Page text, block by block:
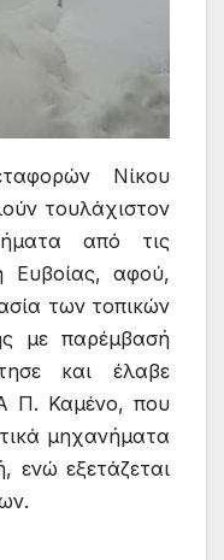
Νίκου
τουλάχιστον
από τις
Ευβοίας, αφού,
των τοπικών
με παρέμβασή
και έλαβε
Π. Καμένο, που
μηχανήματα
ενώ εξετάζεται